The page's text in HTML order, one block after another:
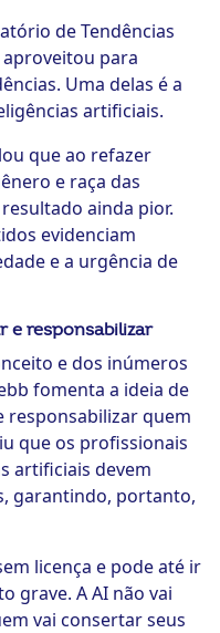
de Tendências
para
Uma delas é a
artificiais.
que ao refazer
e raça das
ainda pior.
evidenciam
e a urgência de
e responsabilizar
e dos inúmeros
fomenta a ideia de
responsabilizar quem
que os profissionais
artificiais devem
garantindo, portanto,
licença e pode até ir
grave. A AI não vai
vai consertar seus